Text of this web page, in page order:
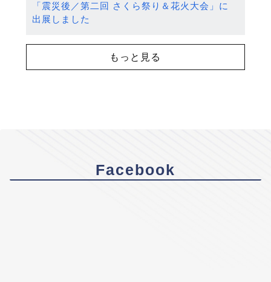
「震災後／第二回 さくら祭り＆花火大会」に
出展しました
もっと見る
Facebook